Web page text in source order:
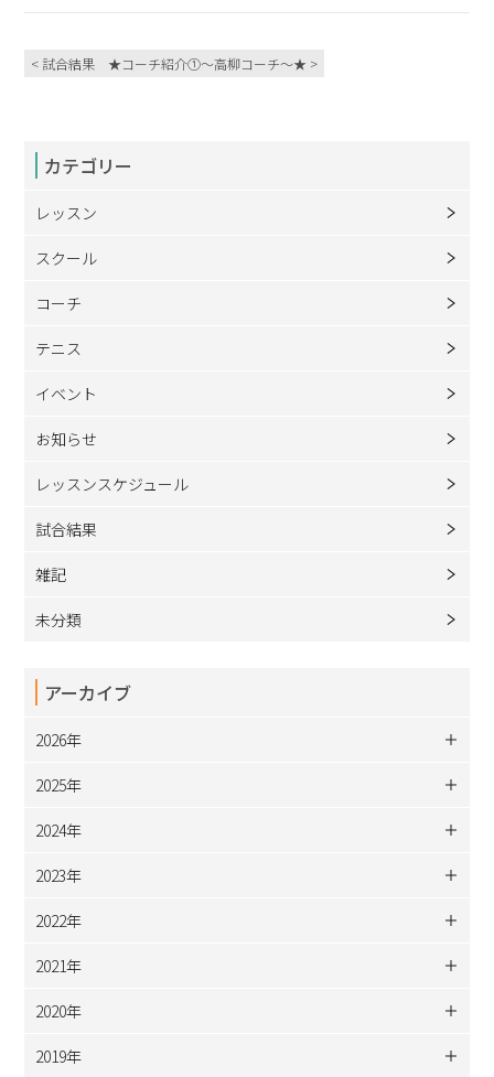
< 試合結果 ★コーチ紹介①～高柳コーチ～★ >
カテゴリー
レッスン
スクール
コーチ
テニス
イベント
お知らせ
レッスンスケジュール
試合結果
雑記
未分類
アーカイブ
2026年
2025年
2024年
2023年
2022年
2021年
2020年
2019年